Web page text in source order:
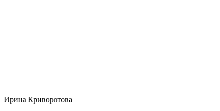
Ирина Криворотова